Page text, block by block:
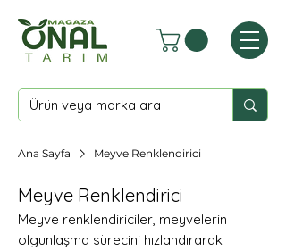
Ana Sayfa Meyve Renklendirici
Meyve Renklendirici
Meyve renklendiriciler, meyvelerin
olgunlaşma sürecini hızlandırarak